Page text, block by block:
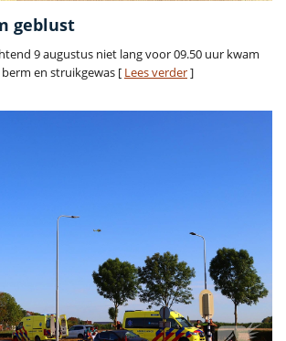
geblust
9 augustus niet lang voor 09.50 uur kwam
en struikgewas [ Lees verder]